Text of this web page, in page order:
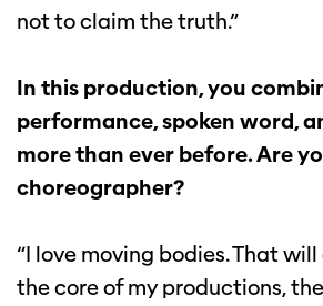
not to claim the truth.”
In this production, you
performance, spoken word,
more than ever before. Are
choreographer?
“I love moving bodies. That
the core of my productions,